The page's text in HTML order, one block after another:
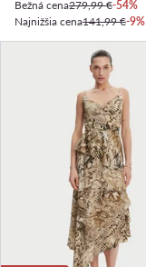
Bežná cena279,99 €-54%
Najnižšia cena141,99 €-9%